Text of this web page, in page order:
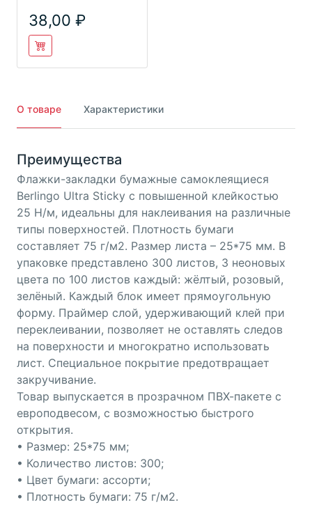
38,00
О товаре Характеристики
Преимущества
Флажки-закладки бумажные самоклеящиеся
Berlingo Ultra Sticky с повышенной клейкостью
25 Н/м, идеальны для наклеивания на различные
типы поверхностей. Плотность бумаги
составляет 75 г/м2. Размер листа – 25*75 мм. В
упаковке представлено 300 листов, 3 неоновых
цвета по 100 листов каждый: жёлтый, розовый,
зелёный. Каждый блок имеет прямоугольную
форму. Праймер слой, удерживающий клей при
переклеивании, позволяет не оставлять следов
на поверхности и многократно использовать
лист. Специальное покрытие предотвращает
закручивание.
Товар выпускается в прозрачном ПВХ-пакете с
европодвесом, с возможностью быстрого
открытия.
• Размер: 25*75 мм;
• Количество листов: 300;
• Цвет бумаги: ассорти;
• Плотность бумаги: 75 г/м2.